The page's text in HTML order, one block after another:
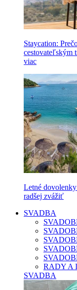
Staycation:
cestovateľským
viac
Letné
radšej zvážiť
SVADBA
RADY A
SVADBA